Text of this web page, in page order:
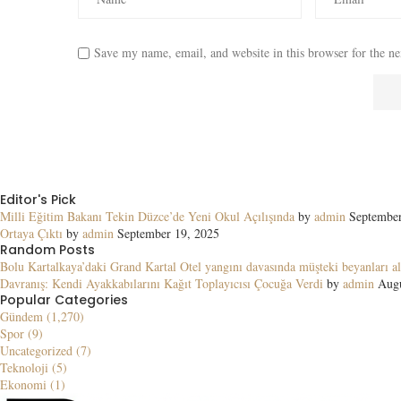
Save my name, email, and website in this browser for the
Editor's Pick
Milli Eğitim Bakanı Tekin Düzce’de Yeni Okul Açılışında by admin
Ortaya Çıktı by admin September 19, 2025
Random Posts
Bolu Kartalkaya’daki Grand Kartal Otel yangını davasında müşteki beyanları
Davranış: Kendi Ayakkabılarını Kağıt Toplayıcısı Çocuğa Verdi by admin
Popular Categories
Gündem (1,270)
Spor (9)
Uncategorized (7)
Teknoloji (5)
Ekonomi (1)